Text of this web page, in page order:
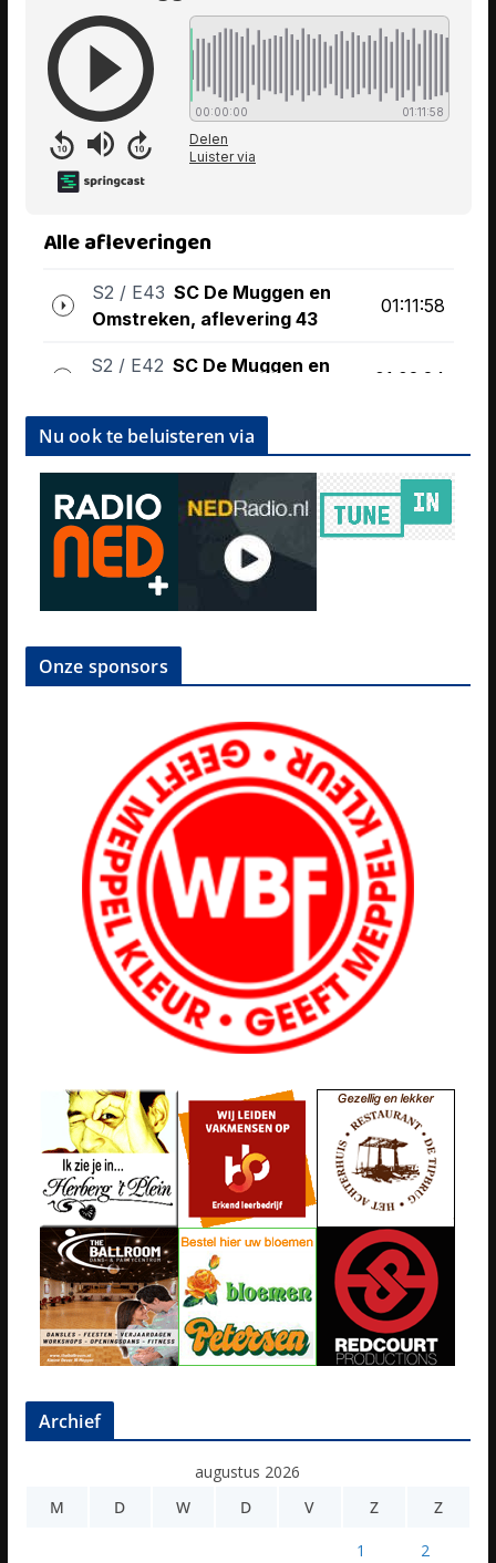
Nu ook te beluisteren via
Onze sponsors
Archief
augustus 2026
M
D W D V Z Z
1 2